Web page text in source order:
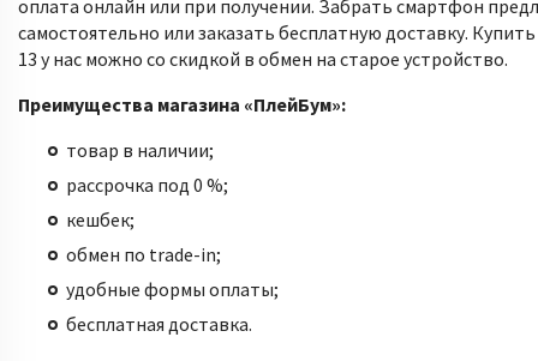
оплата онлайн или при получении. Забрать смартфон
самостоятельно или заказать бесплатную доставку.
13 у нас можно со скидкой в обмен на старое устройство.
Преимущества магазина «ПлейБум»:
товар в наличии;
рассрочка под 0 %;
кешбек;
обмен по trade-in;
удобные формы оплаты;
бесплатная доставка.